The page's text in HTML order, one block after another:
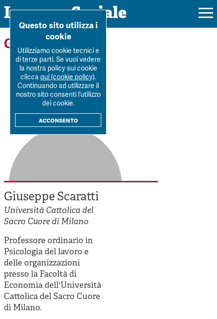
Impresa Sociale
Rivista
Ultimo numero
La Rivista
Submission
Colophon
Autori
Archivio
Argomenti
Forum
Tutti gli articoli
Autori
Argomenti
Dossier
Tutti i dossier
Workshop Impresa Sociale 2021
Impresa sociale, reciprocità e sostenibilità
Innovazione sociale
Cooperative di comunità
Impresa sociale e democrazia
Acini di fuoco - Dossier Mezzogiorno
Valutazione e dintorni
Chi siamo
Contatti
Sostienici
Home Giuseppe Scaratti
Gli autori
Giuseppe Scaratti
Università Cattolica del
Sacro Cuore di Milano
Professore ordinario in
Psicologia del lavoro e
delle organizzazioni
presso la Facoltà di
Economia dell'Università
Cattolica del Sacro Cuore
di Milano.
Questo sito utilizza i
cookie
Utilizziamo cookie tecnici e
di terze parti. Se vuoi vedere
la nostra policy sui cookie
cliccaqui (cookie policy).
Continuando ad utilizzare il
nostro sito consenti l’utilizzo
dei cookie.
acconsento